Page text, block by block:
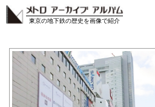
東京の地下鉄の歴史を画像で紹介